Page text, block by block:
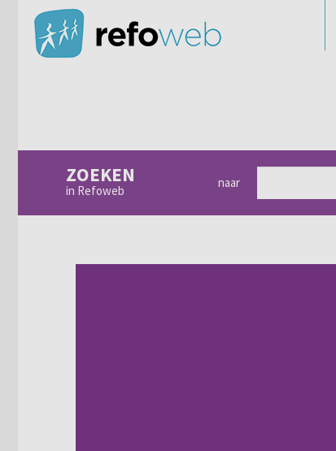
ZOEKEN
in Refoweb
naar